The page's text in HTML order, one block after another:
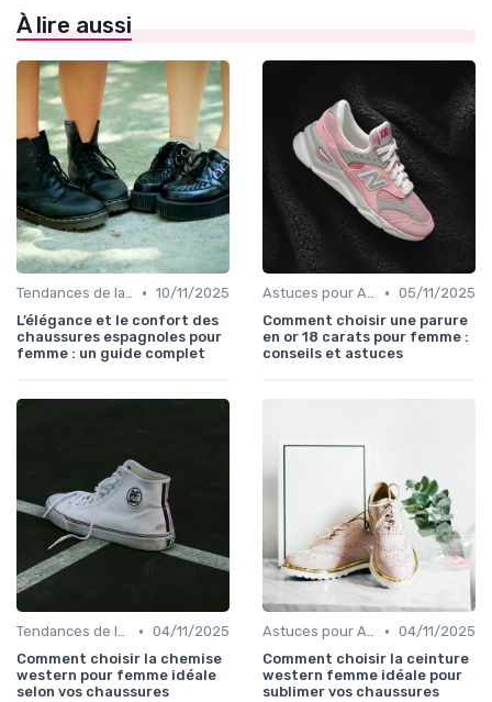
À lire aussi
Tendances de la Mode • 10/11/2025
L’élégance et le confort des
chaussures espagnoles pour
femme : un guide complet
Astuces pour Acheter en Ligne • 05/11/2025
Comment choisir une parure
en or 18 carats pour femme :
conseils et astuces
Tendances de la Mode • 04/11/2025
Comment choisir la chemise
western pour femme idéale
selon vos chaussures
Astuces pour Acheter en Ligne • 04/11/2025
Comment choisir la ceinture
western femme idéale pour
sublimer vos chaussures